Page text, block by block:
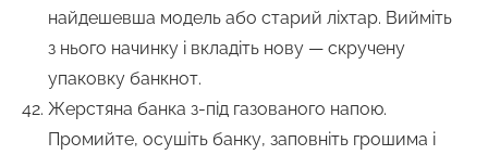
найдешевша модель або старий ліхтар. Вийміть
з нього начинку і вкладіть нову — скручену
упаковку банкнот.
Жерстяна банка з-під газованого напою.
Промийте, осушіть банку, заповніть грошима і